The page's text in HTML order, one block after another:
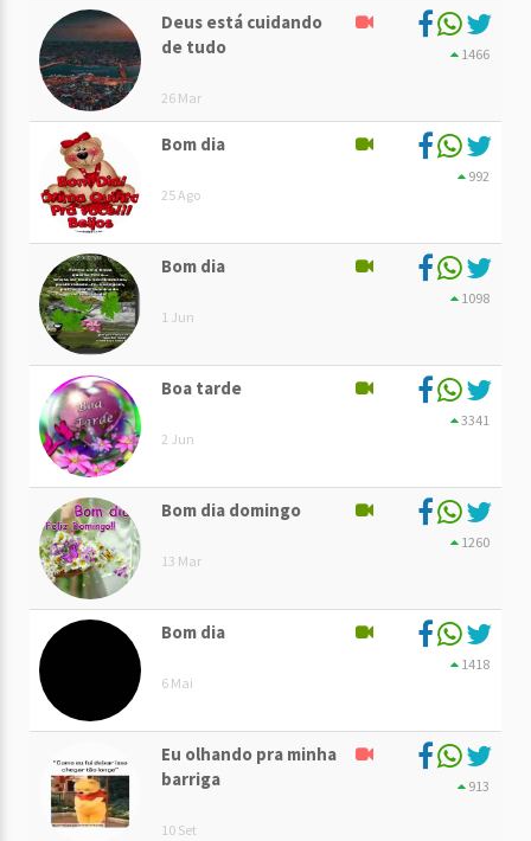
Deus está cuidando
de tudo
26 Mar
1466
Bom dia
25 Ago
992
Bom dia
1 Jun
1098
Boa tarde
2 Jun
3341
Bom dia domingo
13 Mar
1260
Bom dia
6 Mai
1418
Eu olhando pra minha
barriga
10 Set
913